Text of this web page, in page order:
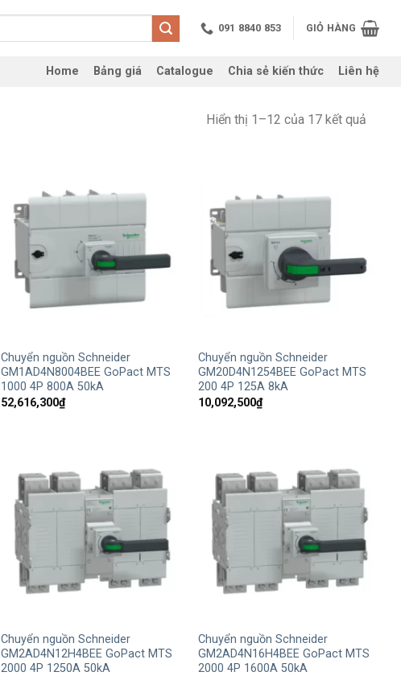
091 8840 853 GIỎ HÀNG
Home Bảng giá Catalogue Chia sẻ kiến thức Liên hệ
Hiển thị 1–12 của 17 kết quả
Chuyển nguồn Schneider
GM1AD4N8004BEE GoPact MTS
1000 4P 800A 50kA
52,616,300₫
Chuyển nguồn Schneider
GM20D4N1254BEE GoPact MTS
200 4P 125A 8kA
10,092,500₫
Chuyển nguồn Schneider
GM2AD4N12H4BEE GoPact MTS
2000 4P 1250A 50kA
Chuyển nguồn Schneider
GM2AD4N16H4BEE GoPact MTS
2000 4P 1600A 50kA